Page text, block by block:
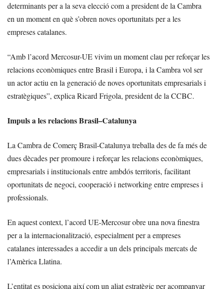
determinants per a la seva elecció com a president de la Cambra
en un moment en què s’obren noves oportunitats per a les
empreses catalanes.
“Amb l’acord Mercosur-UE vivim un moment clau per reforçar les
relacions econòmiques entre Brasil i Europa, i la Cambra vol ser
un actor actiu en la generació de noves oportunitats empresarials i
estratègiques”, explica Ricard Frigola, president de la CCBC.
Impuls a les relacions Brasil–Catalunya
La Cambra de Comerç Brasil-Catalunya treballa des de fa més de
dues dècades per promoure i reforçar les relacions econòmiques,
empresarials i institucionals entre ambdós territoris, facilitant
oportunitats de negoci, cooperació i networking entre empreses i
professionals.
En aquest context, l’acord UE-Mercosur obre una nova finestra
per a la internacionalització, especialment per a empreses
catalanes interessades a accedir a un dels principals mercats de
l’Amèrica Llatina.
L’entitat es posiciona així com un aliat estratègic per acompanyar